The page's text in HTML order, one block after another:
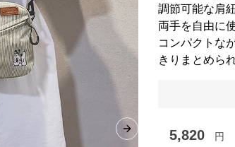
Next slide
調節可能な肩
両手を自由に
コンパクトな
きりまとめら
5,820 円